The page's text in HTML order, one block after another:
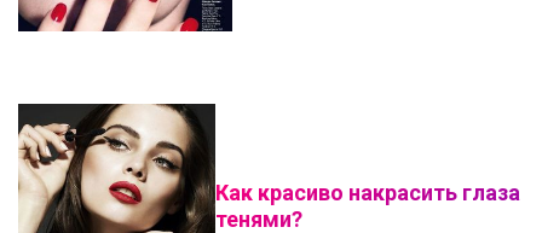
Как красиво накрасить глаза
тенями?